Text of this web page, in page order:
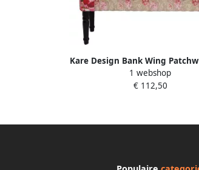
Kare Design Bank Wing
1 webshop
€ 112,50